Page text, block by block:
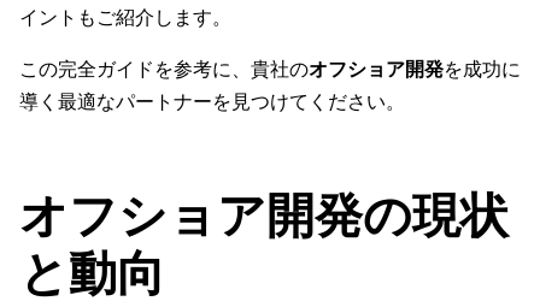
イントもご紹介します。
この完全ガイドを参考に、貴社のオフショア開発を成功に
導く最適なパートナーを見つけてください。
オフショア開発の現状
と動向